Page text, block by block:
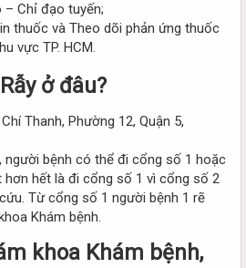
Chỉ đạo tuyến;
thuốc và Theo dõi phản ứng thuốc
vực TP. HCM.
ở đâu?
Thanh, Phường 12, Quận 5,
người bệnh có thể đi cổng số 1 hoặc
hết là đi cổng số 1 vì cổng số 2
Từ cổng số 1 người bệnh 1 rẽ
Khám bệnh.
khoa Khám bệnh,